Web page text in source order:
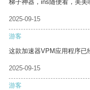
梯子神器，ins随便看，美美
2025-09-15
游客
这款加速器VPM应用程序已
2025-09-15
游客